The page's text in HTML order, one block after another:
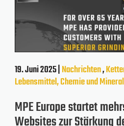
19. Juni 2025 |Nachrichten,
Lebensmittel, Chemie und
MPE Europe startet